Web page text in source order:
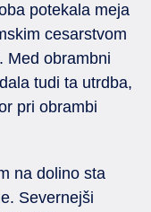
potekala meja
cesarstvom
Med obrambni
tudi ta utrdba,
pri obrambi
na dolino sta
Severnejši